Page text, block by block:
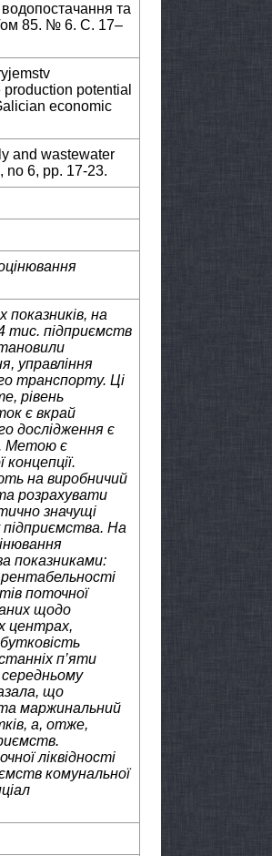
та
Том 85. № 6. С. 17–
potential
economic
and wastewater
no 6, pp. 17-23.
показників, на
тис. підприємств
управління
транспорту. Ці
рівень
є вкрай
дослідження є
Метою є
на виробничий
розрахувати
значущі
підприємства. На
показниками:
поточної
щодо
центрах,
п’яти
що
маржинальний
а, отже,
ліквідності
комунальної